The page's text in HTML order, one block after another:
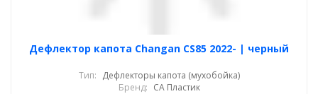
Дефлектор капота Changan CS85 2022- | черный
Тип: Дефлекторы капота (мухобойка)
Бренд: СА Пластик